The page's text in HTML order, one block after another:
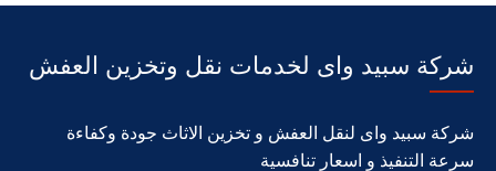
شركة سبيد واى لخدمات نقل وتخزين العفش
شركة سبيد واى لنقل العفش و تخزين الاثاث جودة وكفاءة
سرعة التنفيذ و اسعار تنافسية